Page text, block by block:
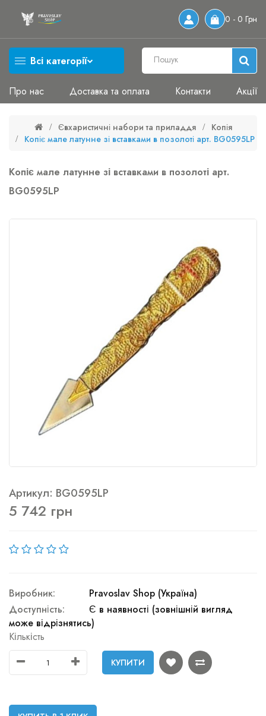
0 - 0 Грн
Всі категорії
Про нас Доставка та оплата Контакти Акції
Євхаристичні набори та приладдя
Копія
Копіє мале латунне зі вставками в позолоті арт. BG0595LP
Копіє мале латунне зі вставками в позолоті арт.
BG0595LP
Артикул: BG0595LP
5 742 грн
Виробник:
Pravoslav Shop (Україна)
Доступність:
Є в наявності (зовнішній вигляд
може відрізнятись)
Кількість
КУПИТИ